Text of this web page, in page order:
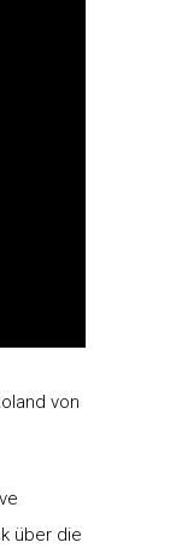
von
über die